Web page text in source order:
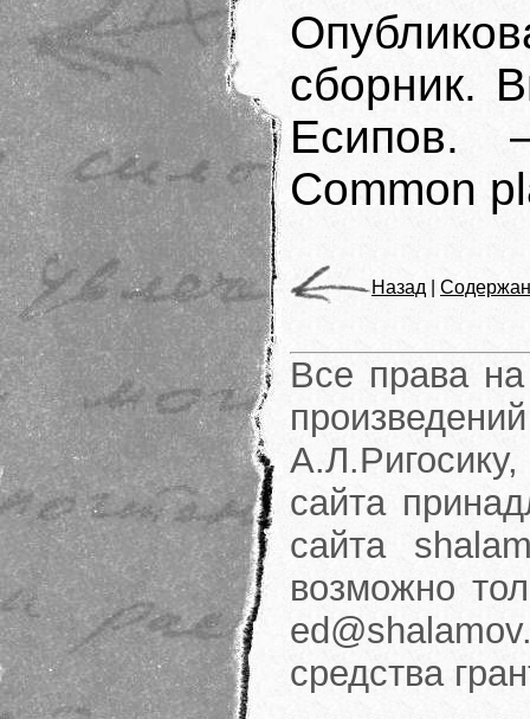
сборник.
Есипов.
Common
Назад
Все права на
сайта
сайта
возможно
средства